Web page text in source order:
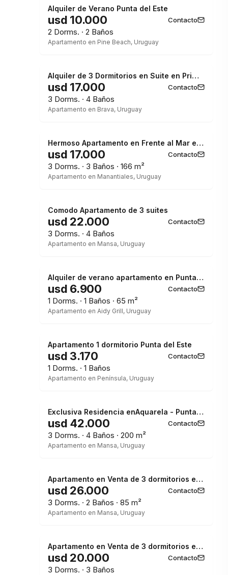
Alquiler de Verano Punta del Este
usd 10.000 Contacto
2 Dorms. · 2 Baños
Apartamento en Pine Beach, Uruguay
Alquiler de 3 Dormitorios en Suite en Primera Línea de la Brava
usd 17.000 Contacto
3 Dorms. · 4 Baños
Apartamento en Brava, Uruguay
Hermoso Apartamento en Frente al Mar en Manantiales
usd 17.000 Contacto
3 Dorms. · 3 Baños · 166 m²
Apartamento en Manantiales, Uruguay
Comodo Apartamento de 3 suites
usd 22.000 Contacto
3 Dorms. · 4 Baños
Apartamento en Mansa, Uruguay
Alquiler de verano apartamento en Punta del Este
usd 6.900 Contacto
1 Dorms. · 1 Baños · 65 m²
Apartamento en Aidy Grill, Uruguay
Apartamento 1 dormitorio Punta del Este
usd 3.170 Contacto
1 Dorms. · 1 Baños
Apartamento en Península, Uruguay
Exclusiva Residencia enAquarela - Punta del Este
usd 42.000 Contacto
3 Dorms. · 4 Baños · 200 m²
Apartamento en Mansa, Uruguay
Apartamento en Venta de 3 dormitorios en Edificio Coral Tower , Punta del este , Playa Mansa
usd 26.000 Contacto
3 Dorms. · 2 Baños · 85 m²
Apartamento en Mansa, Uruguay
Apartamento en Venta de 3 dormitorios en Punta del este , Playa Brava , Torre Tiburon
usd 20.000 Contacto
3 Dorms. · 3 Baños